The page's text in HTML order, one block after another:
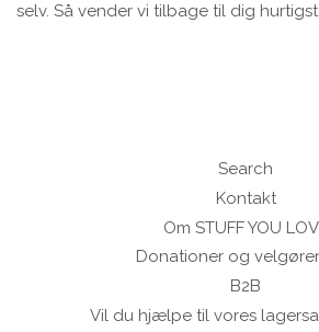
selv. Så vender vi tilbage til dig
Search
Kontakt
Om STUFF YOU
Donationer og
B2B
Vil du hjælpe til vores